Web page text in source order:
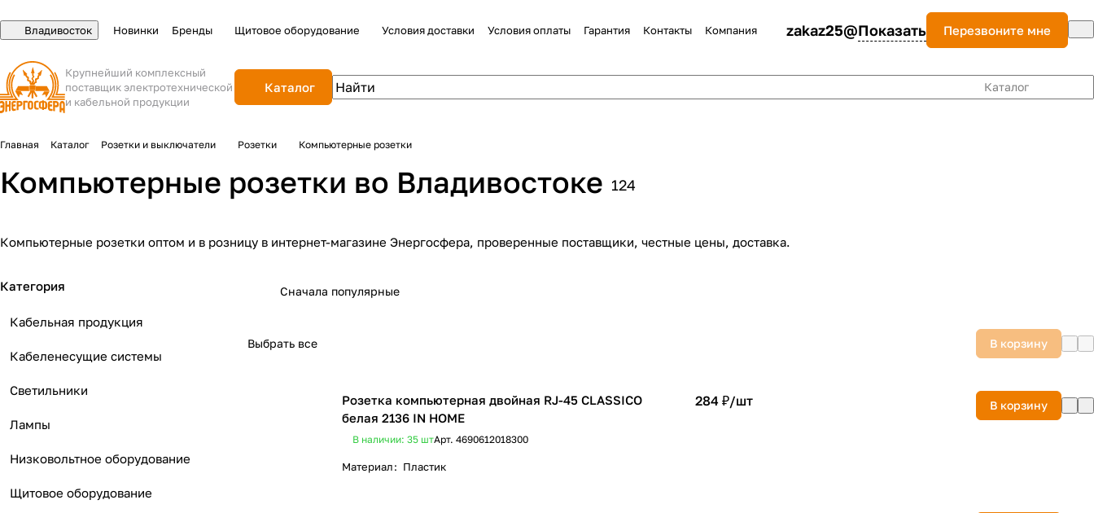
Владивосток Новинки Бренды Щитовое оборудование Условия доставки Условия оплаты Гарантия Контакты Компания zakaz25@Показать Перезвоните мне
Крупнейший комплексный
поставщик электротехнической
и кабельной продукции
Каталог Каталог
Главная Каталог Розетки и выключатели Розетки Компьютерные розетки
Компьютерные розетки во Владивостоке 124
Компьютерные розетки оптом и в розницу в интернет-магазине Энергосфера, проверенные поставщики, честные цены, доставка.
Сначала популярные
Выбрать все В корзину
Розетка компьютерная двойная RJ-45 CLASSICO
белая 2136 IN HOME
В наличии: 35 штАрт. 4690612018300
284 ₽/шт В корзину
Материал: Пластик
Категория
Кабельная продукция
Кабеленесущие системы
Светильники
Лампы
Низковольтное оборудование
Щитовое оборудование